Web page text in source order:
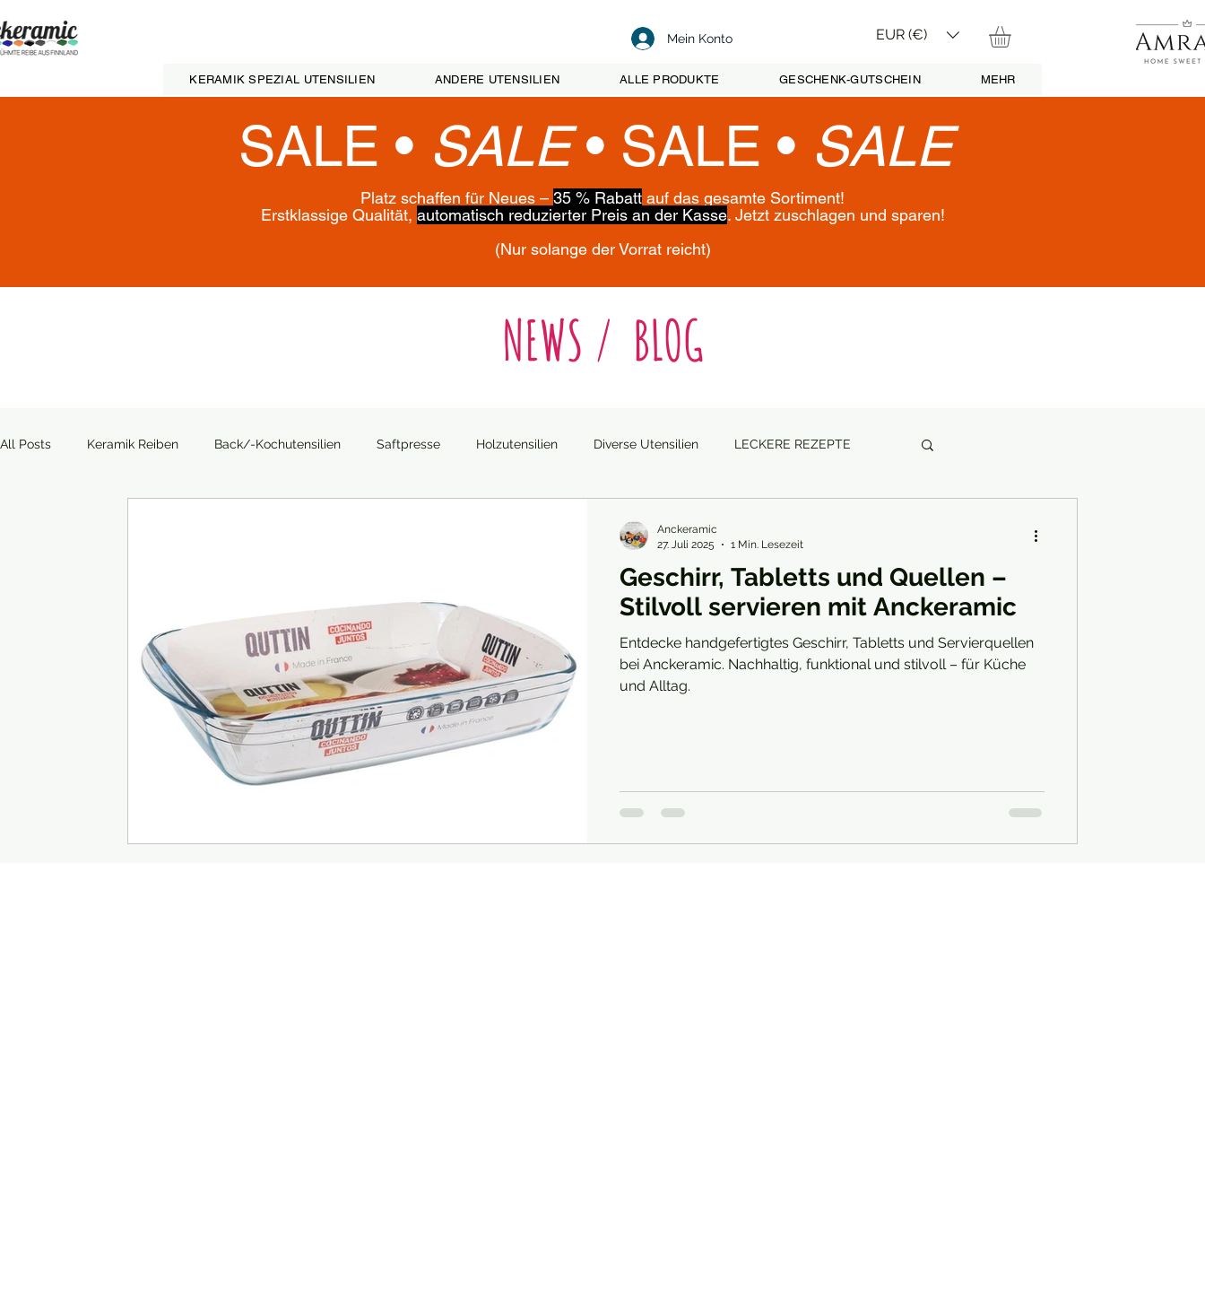
Mein Konto EUR (€)
KERAMIK SPEZIAL UTENSILIEN ANDERE UTENSILIEN ALLE PRODUKTE GESCHENK-GUTSCHEIN MEHR
SALE • SALE• SALE • SALE
Platz schaffen für Neues – 35 % Rabatt auf das gesamte Sortiment!
Erstklassige Qualität, automatisch reduzierter Preis an der Kasse. Jetzt zuschlagen und sparen!
(Nur solange der Vorrat reicht)
NEWS / BLOG
All Posts Keramik Reiben Back/-Kochutensilien Saftpresse Holzutensilien Diverse Utensilien LECKERE REZEPTE
Geschirr, Tabletts und Quellen –
Stilvoll servieren mit Anckeramic
Entdecke handgefertigtes Geschirr, Tabletts und Servierquellen
bei Anckeramic. Nachhaltig, funktional und stilvoll – für Küche
und Alltag.
Anckeramic
27. Juli 2025
1 Min. Lesezeit